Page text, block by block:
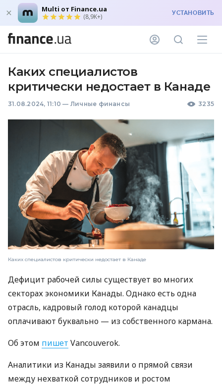
Multi от Finance.ua
(8,9K+) УСТАНОВИТЬ
Каких специалистов
критически недостает в Канаде
31.08.2024, 11:10 — Личные финансы 3235
Каких специалистов критически недостает в Канаде
Дефицит рабочей силы существует во многих
секторах экономики Канады. Однако есть одна
отрасль, кадровый голод которой канадцы
оплачивают буквально — из собственного кармана.
Об этом пишет Vancouverok.
Аналитики из Канады заявили о прямой связи
между нехваткой сотрудников и ростом